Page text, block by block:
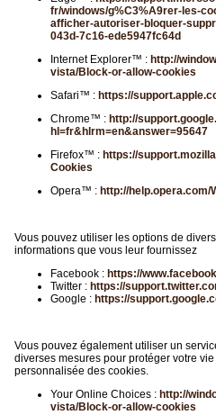
fr/windows/g%C3%A9rer-les-
afficher-autoriser-bloquer-
043d-7c16-ede5947fc64d
Internet Explorer™ : http://
vista/Block-or-allow-cookies
Safari™ : https://
Chrome™ : http://
hl=fr&hlrm=en&answer=95647
Firefox™ : https://
Cookies
Opera™ : http://help.opera.com/
Vous pouvez utiliser les options de
informations que vous leur fournissez
Facebook : https://
Twitter : https://
Google : https://
Vous pouvez également utiliser un
diverses mesures pour protéger votre
personnalisée des cookies.
Your Online Choices : http://
vista/Block-or-allow-cookies